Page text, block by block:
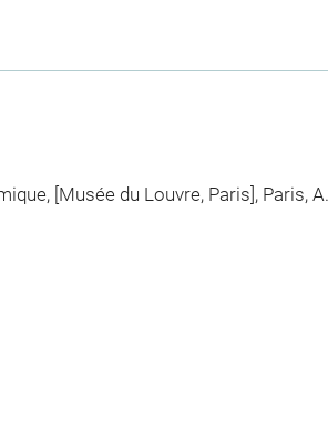
[Musée du Louvre, Paris], Paris, A.